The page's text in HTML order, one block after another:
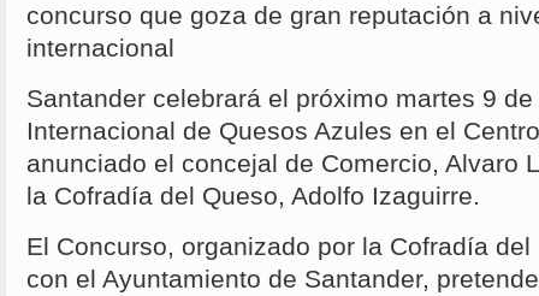
concurso que goza de gran reputación a
internacional
Santander celebrará el próximo martes 9
Internacional de Quesos Azules en el
anunciado el concejal de Comercio, Alvaro
la Cofradía del Queso, Adolfo Izaguirre.
El Concurso, organizado por la Cofradía
con el Ayuntamiento de Santander,